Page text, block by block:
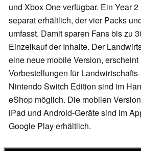
und Xbox One verfügbar. Ein Year
separat erhältlich, der vier Packs
umfasst. Damit sparen Fans bis zu
Einzelkauf der Inhalte. Der
eine neue mobile Version, erscheint
Vorbestellungen für
Nintendo Switch Edition sind im
eShop möglich. Die mobilen
iPad und Android-Geräte sind im
Google Play erhältlich.